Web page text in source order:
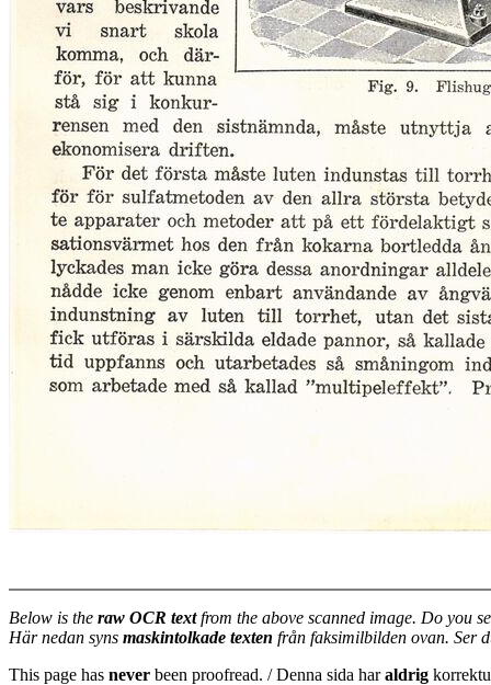
Below is the raw OCR textfrom the above scanned image. Do you
Här nedan syns maskintolkade texten från faksimilbilden ovan. Ser
This page has never been proofread. / Denna sida haraldrig